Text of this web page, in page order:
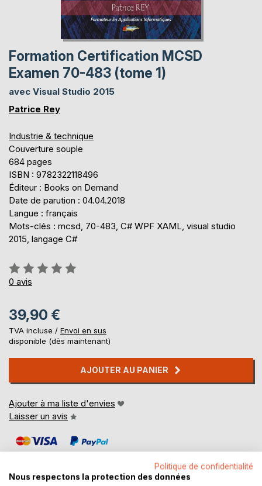
Formation Certification MCSD
Examen 70-483 (tome 1)
avec Visual Studio 2015
Patrice Rey
Industrie & technique
Couverture souple
684 pages
ISBN : 9782322118496
Éditeur : Books on Demand
Date de parution : 04.04.2018
Langue : français
Mots-clés : mcsd, 70-483, C# WPF XAML, visual studio
2015, langage C#
Évaluation:
0%
0 avis
39,90 €
TVA incluse / Envoi en sus
disponible (dès maintenant)
AJOUTER AU PANIER
Ajouter à ma liste d'envies
Laisser un avis
Politique de confidentialité
Nous respectons la protection des données